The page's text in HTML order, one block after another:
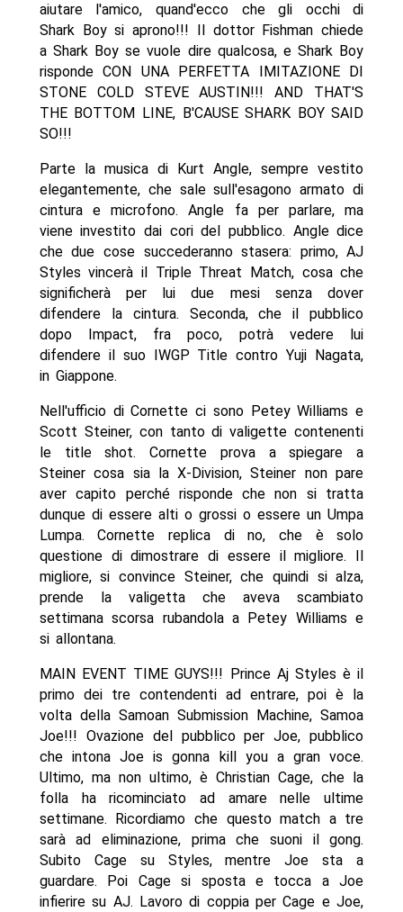
aiutare l'amico, quand'ecco che gli occhi di
Shark Boy si aprono!!! Il dottor Fishman chiede
a Shark Boy se vuole dire qualcosa, e Shark Boy
risponde CON UNA PERFETTA IMITAZIONE DI
STONE COLD STEVE AUSTIN!!! AND THAT'S
THE BOTTOM LINE, B'CAUSE SHARK BOY SAID
SO!!!
Parte la musica di Kurt Angle, sempre vestito
elegantemente, che sale sull'esagono armato di
cintura e microfono. Angle fa per parlare, ma
viene investito dai cori del pubblico. Angle dice
che due cose succederanno stasera: primo, AJ
Styles vincerà il Triple Threat Match, cosa che
significherà per lui due mesi senza dover
difendere la cintura. Seconda, che il pubblico
dopo Impact, fra poco, potrà vedere lui
difendere il suo IWGP Title contro Yuji Nagata,
in Giappone.
Nell'ufficio di Cornette ci sono Petey Williams e
Scott Steiner, con tanto di valigette contenenti
le title shot. Cornette prova a spiegare a
Steiner cosa sia la X-Division, Steiner non pare
aver capito perché risponde che non si tratta
dunque di essere alti o grossi o essere un Umpa
Lumpa. Cornette replica di no, che è solo
questione di dimostrare di essere il migliore. Il
migliore, si convince Steiner, che quindi si alza,
prende la valigetta che aveva scambiato
settimana scorsa rubandola a Petey Williams e
si allontana.
MAIN EVENT TIME GUYS!!! Prince Aj Styles è il
primo dei tre contendenti ad entrare, poi è la
volta della Samoan Submission Machine, Samoa
Joe!!! Ovazione del pubblico per Joe, pubblico
che intona Joe is gonna kill you a gran voce.
Ultimo, ma non ultimo, è Christian Cage, che la
folla ha ricominciato ad amare nelle ultime
settimane. Ricordiamo che questo match a tre
sarà ad eliminazione, prima che suoni il gong.
Subito Cage su Styles, mentre Joe sta a
guardare. Poi Cage si sposta e tocca a Joe
infierire su AJ. Lavoro di coppia per Cage e Joe,